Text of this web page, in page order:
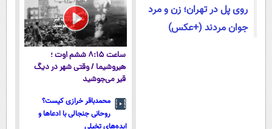
روی پل در تهران؛ زن و مرد
جوان مردند (+عکس)
ساعت ۸:۱۵ ششم اوت ؛
هیروشیما / وقتی شهر در دیگ
قیر می‌جوشید
محمدباقر خرازی کیست؟
روحانی جنجالی با ادعاها و
ایده‌های تخیلی